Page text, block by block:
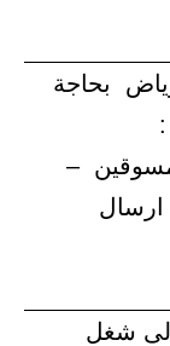
بحاجة
–
ارسال
شغل